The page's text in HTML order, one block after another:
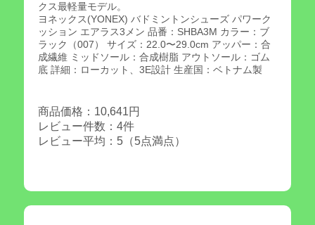
クス最軽量モデル。
ヨネックス(YONEX) バドミントンシューズ パワーク
ッション エアラス3メン 品番：SHBA3M カラー：ブ
ラック（007） サイズ：22.0〜29.0cm アッパー：合
成繊維 ミッドソール：合成樹脂 アウトソール：ゴム
底 詳細：ローカット、3E設計 生産国：ベトナム製
商品価格：10,641円
レビュー件数：4件
レビュー平均：5（5点満点）